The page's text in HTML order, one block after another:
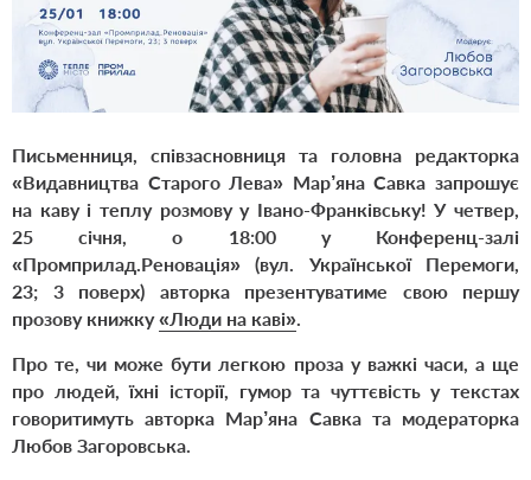
Письменниця, співзасновниця та головна редакторка
«Видавництва Старого Лева» Мар’яна Савка запрошує
на каву і теплу розмову у Івано-Франківську! У четвер,
25 січня, о 18:00 у Конференц-залі
«Промприлад.Реновація» (вул. Української Перемоги,
23; 3 поверх) авторка презентуватиме свою першу
прозову книжку«Люди на каві».
Про те, чи може бути легкою проза у важкі часи, а ще
про людей, їхні історії, гумор та чуттєвість у текстах
говоритимуть авторка Мар’яна Савка та модераторка
Любов Загоровська.